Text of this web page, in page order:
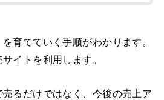
育てていく手順がわかります。
イトを利用します。
るだけではなく、今後の売上ア